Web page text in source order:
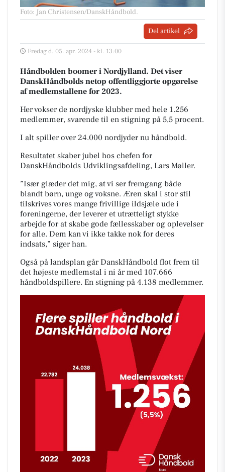
Foto: Jan Christensen/DanskHåndbold.
Del artikel
Fredag d. 05. apr. 2024 - kl. 13:00
Håndbolden boomer i Nordjylland. Det viser
DanskHåndbolds netop offentliggjorte opgørelse
af medlemstallene for 2023.
Her vokser de nordjyske klubber med hele 1.256
medlemmer, svarende til en stigning på 5,5 procent.
I alt spiller over 24.000 nordjyder nu håndbold.
Resultatet skaber jubel hos chefen for
DanskHåndbolds Udviklingsafdeling, Lars Møller.
”Især glæder det mig, at vi ser fremgang både
blandt børn, unge og voksne. Æren skal i stor stil
tilskrives vores mange frivillige ildsjæle ude i
foreningerne, der leverer et utrætteligt stykke
arbejde for at skabe gode fællesskaber og oplevelser
for alle. Dem kan vi ikke takke nok for deres
indsats,” siger han.
Også på landsplan går DanskHåndbold flot frem til
det højeste medlemstal i ni år med 107.666
håndboldspillere. En stigning på 4.138 medlemmer.